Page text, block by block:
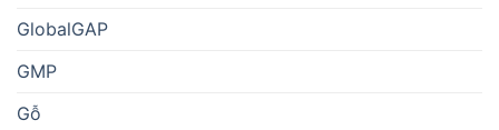
GlobalGAP
GMP
Gỗ